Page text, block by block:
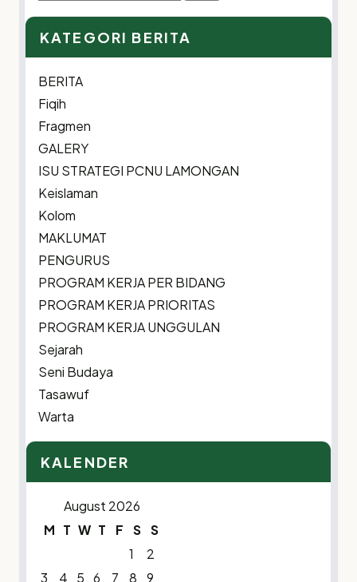
for:
KATEGORI BERITA
BERITA
Fiqih
Fragmen
GALERY
ISU STRATEGI PCNU LAMONGAN
Keislaman
Kolom
MAKLUMAT
PENGURUS
PROGRAM KERJA PER BIDANG
PROGRAM KERJA PRIORITAS
PROGRAM KERJA UNGGULAN
Sejarah
Seni Budaya
Tasawuf
Warta
KALENDER
August 2026
M T W T F S S
1
2
3
4 5 6 7 8
9